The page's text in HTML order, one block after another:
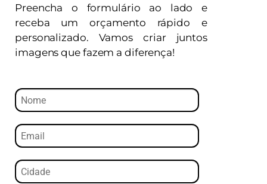
Preencha o formulário ao lado e
receba um orçamento rápido e
personalizado. Vamos criar juntos
imagens que fazem a diferença!